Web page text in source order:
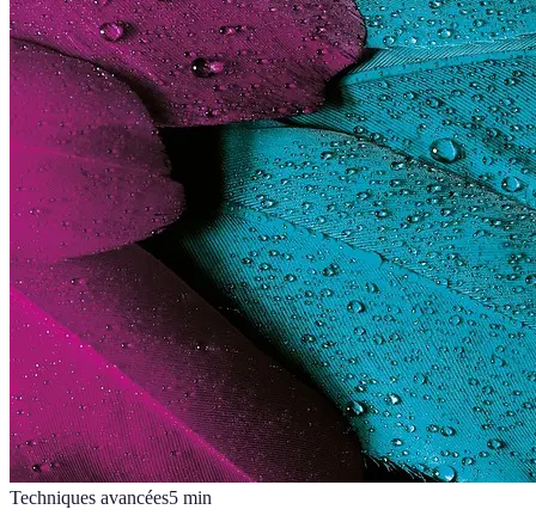
Techniques avancées5 min